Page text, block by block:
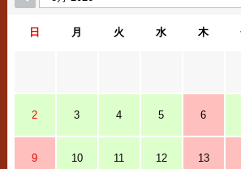
日 月 火 水 木
2 3 4 5 6
9 10 11 12 13